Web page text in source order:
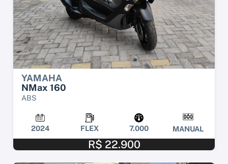
YAMAHA
NMax 160
ABS
2024 FLEX 7.000 MANUAL
R$ 22.900